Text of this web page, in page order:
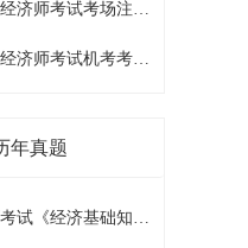
2023年安徽初中级经济师考试考场注意事项
2023年江苏初中级经济师考试机考考场规则
年真题
2023年初级经济师考试《经济基础知识》预习试卷（二）